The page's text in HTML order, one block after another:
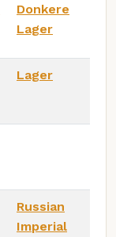
Donkere
Lager
Lager
Russian
Imperial